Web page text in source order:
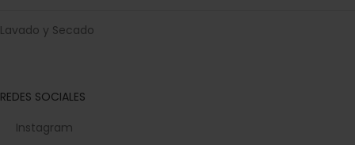
Lavado y Secado
REDES SOCIALES
Instagram